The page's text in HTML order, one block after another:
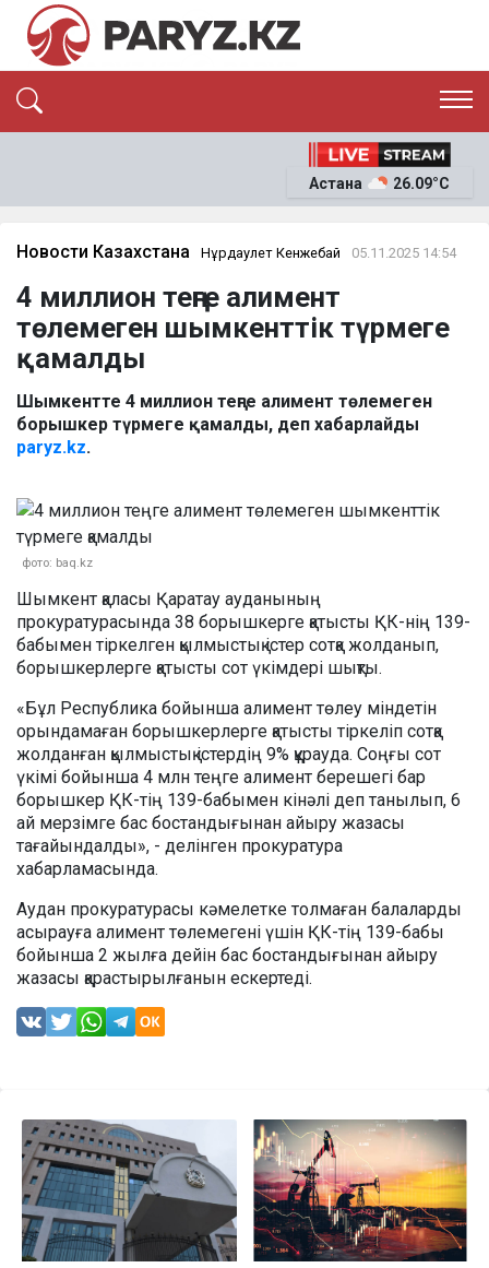
ЭКОНОМИКА
ОҚИҒА
News
Астана 26.09°C
Новости Казахстана Нұрдаулет Кенжебай 05.11.2025 14:54
4 миллион теңге алимент
төлемеген шымкенттік түрмеге
қамалды
Шымкентте 4 миллион теңге алимент төлемеген
борышкер түрмеге қамалды, деп хабарлайды
paryz.kz.
фото: baq.kz
Шымкент қаласы Қаратау ауданының
прокуратурасында 38 борышкерге қатысты ҚК-нің 139-
бабымен тіркелген қылмыстық істер сотқа жолданып,
борышкерлерге қатысты сот үкімдері шықты.
«Бұл Республика бойынша алимент төлеу міндетін
орындамаған борышкерлерге қатысты тіркеліп сотқа
жолданған қылмыстық істердің 9% құрауда. Соңғы сот
үкімі бойынша 4 млн теңге алимент берешегі бар
борышкер ҚК-тің 139-бабымен кінәлі деп танылып, 6
ай мерзімге бас бостандығынан айыру жазасы
тағайындалды», - делінген прокуратура
хабарламасында.
Аудан прокуратурасы кәмелетке толмаған балаларды
асырауға алимент төлемегені үшін ҚК-тің 139-бабы
бойынша 2 жылға дейін бас бостандығынан айыру
жазасы қарастырылғанын ескертеді.